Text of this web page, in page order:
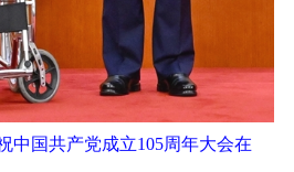
中国共产党成立105周年大会在